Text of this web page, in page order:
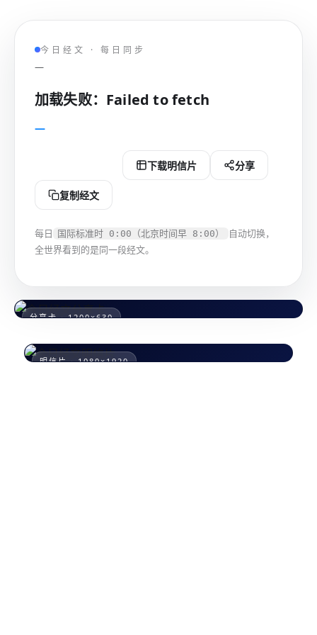
今日经文 · 每日同步
—
加载失败：Failed to fetch
—
下载明信片 分享
复制经文
每日 国际标准时 0:00（北京时间早 8:00）
自动切换，
全世界看到的是同一段经文。
分享卡 · 1200×630
明信片 · 1080×1920